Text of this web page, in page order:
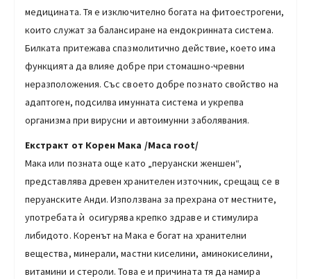
медицината. Тя е изключително богата на фитоестрогени,
които служат за балансиране на ендокринната система.
Билката притежава спазмолитично действие, което има
функцията да влияе добре при стомашно-чревни
неразположения. Със своето добре познато свойство на
адаптоген, подсилва имунната система и укрепва
организма при вирусни и автоимунни заболявания.
Екстракт от Корен Мака /Maca root/
Мака или позната още като „перуански женшен“,
представлява древен хранителен източник, срещащ се в
перуанските Анди. Използвана за прехрана от местните,
употребата ѝ осигурява крепко здраве и стимулира
либидото. Коренът на Мака е богат на хранителни
вещества, минерали, мастни киселини, аминокиселини,
витамини и стероли. Това е и причината тя да намира